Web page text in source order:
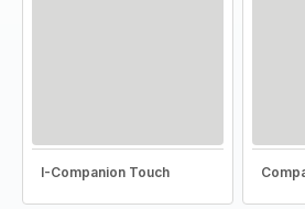
I-Companion Touch